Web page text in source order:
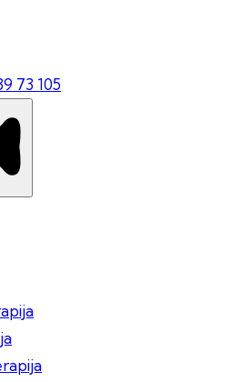
73 105